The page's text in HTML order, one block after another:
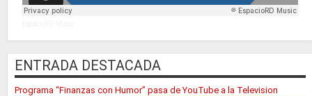
EspacioRD Music
ENTRADA DESTACADA
Programa “Finanzas con Humor” pasa de YouTube a la Television